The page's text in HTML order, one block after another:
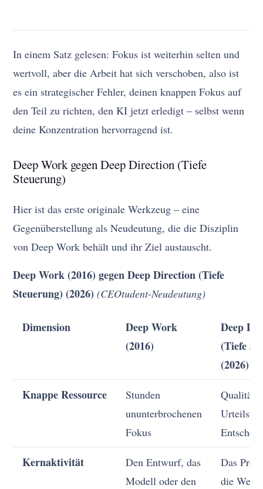
In einem Satz gelesen: Fokus ist weiterhin selten und
wertvoll, aber die Arbeit hat sich verschoben, also ist
es ein strategischer Fehler, deinen knappen Fokus auf
den Teil zu richten, den KI jetzt erledigt – selbst wenn
deine Konzentration hervorragend ist.
Deep Work gegen Deep Direction (Tiefe
Steuerung)
Hier ist das erste originale Werkzeug – eine
Gegenüberstellung als Neudeutung, die die Disziplin
von Deep Work behält und ihr Ziel austauscht.
Deep Work (2016) gegen Deep Direction (Tiefe
Steuerung) (2026) (CEOtudent-Neudeutung)
Dimension
Deep Work
(2016)
Deep
(Tiefe
(2026)
Knappe Ressource
Stunden
ununterbrochenen
Fokus
Qualität
Kernaktivität
Den Entwurf, das
Modell oder den
Das
die